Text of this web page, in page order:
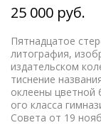
25 000 руб.
Пятнадцатое
литография,
издательском
тиснение
оклеены цветной
ого класса
Совета от 19